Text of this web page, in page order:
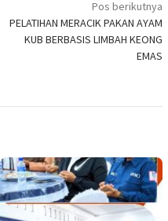
Pos berikutnya
PELATIHAN MERACIK PAKAN AYAM
KUB BERBASIS LIMBAH KEONG
EMAS